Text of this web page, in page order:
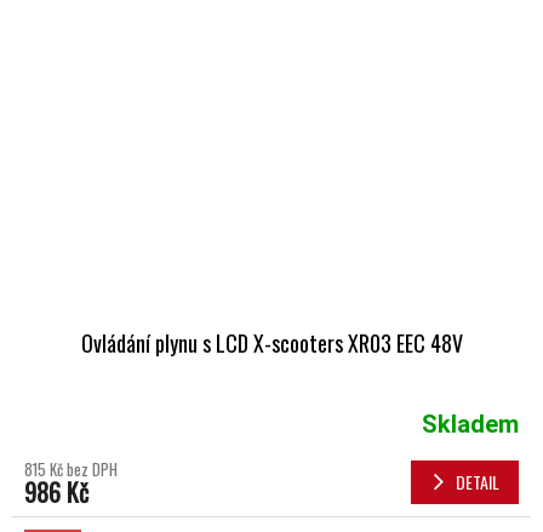
Ovládání plynu s LCD X-scooters XR03 EEC 48V
Skladem
815 Kč bez DPH
986 Kč DETAIL